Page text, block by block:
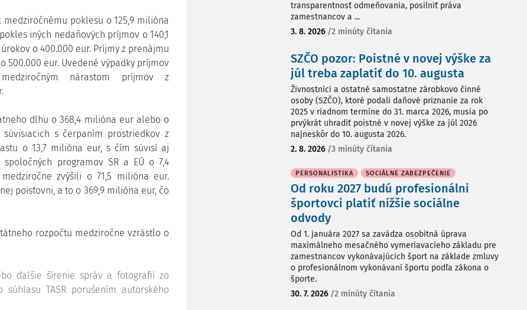
poklesu o 125,9 milióna
iných nedaňových príjmov o 140,1
o 400.000 eur. Príjmy z prenájmu
eur. Uvedené výpadky príjmov
nárastom príjmov z
dlhu o 368,4 milióna eur alebo o
s čerpaním prostriedkov z
o 13,7 milióna eur, s čím súvisí aj
programov SR a EÚ o 7,4
zvýšili o 71,5 milióna eur.
poisťovni, a to o 369,9 milióna eur, čo
rozpočtu medziročne vzrástlo o
ďalšie šírenie správ a fotografií zo
TASR porušením autorského
transparentnosť odmeňovania, posilniť práva
zamestnancov a ...
3. 8. 2026 /2 minúty čítania
SZČO pozor: Poistné v novej výške za
júl treba zaplatiť do 10. augusta
Živnostníci a ostatné samostatne zárobkovo činné
osoby (SZČO), ktoré podali daňové priznanie za rok
2025 v riadnom termíne do 31. marca 2026, musia po
prvýkrát uhradiť poistné v novej výške za júl 2026
najneskôr do 10. augusta 2026.
2. 8. 2026 /3 minúty čítania
PERSONALISTIKA SOCIÁLNE ZABEZPEČENIE
Od roku 2027 budú profesionálni
športovci platiť nižšie sociálne
odvody
Od 1. januára 2027 sa zavádza osobitná úprava
maximálneho mesačného vymeriavacieho základu pre
zamestnancov vykonávajúcich šport na základe zmluvy
o profesionálnom vykonávaní športu podľa zákona o
športe.
30. 7. 2026 /2 minúty čítania